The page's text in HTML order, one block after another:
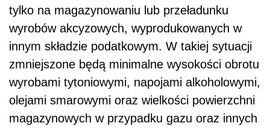
tylko na magazynowaniu lub przeładunku
wyrobów akcyzowych, wyprodukowanych w
innym składzie podatkowym. W takiej sytuacji
zmniejszone będą minimalne wysokości obrotu
wyrobami tytoniowymi, napojami alkoholowymi,
olejami smarowymi oraz wielkości powierzchni
magazynowych w przypadku gazu oraz innych